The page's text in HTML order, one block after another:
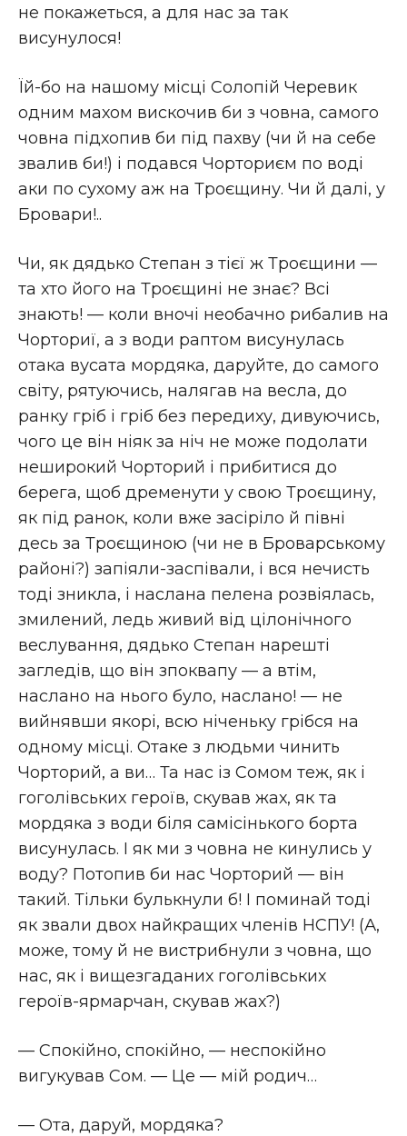
не покажеться, а для нас за так
висунулося!
Їй-бо на нашому місці Солопій Черевик
одним махом вискочив би з човна, самого
човна підхопив би під пахву (чи й на себе
звалив би!) і подався Чорториєм по воді
аки по сухому аж на Троєщину. Чи й далі, у
Бровари!..
Чи, як дядько Степан з тієї ж Троєщини —
та хто його на Троєщині не знає? Всі
знають! — коли вночі необачно рибалив на
Чорториї, а з води раптом висунулась
отака вусата мордяка, даруйте, до самого
світу, рятуючись, налягав на весла, до
ранку гріб і гріб без передиху, дивуючись,
чого це він ніяк за ніч не може подолати
неширокий Чорторий і прибитися до
берега, щоб дременути у свою Троєщину,
як під ранок, коли вже засіріло й півні
десь за Троєщиною (чи не в Броварському
районі?) запіяли-заспівали, і вся нечисть
тоді зникла, і наслана пелена розвіялась,
змилений, ледь живий від цілонічного
веслування, дядько Степан нарешті
загледів, що він зпоквапу — а втім,
наслано на нього було, наслано! — не
вийнявши якорі, всю ніченьку грібся на
одному місці. Отаке з людьми чинить
Чорторий, а ви… Та нас із Сомом теж, як і
гоголівських героїв, скував жах, як та
мордяка з води біля самісінького борта
висунулась. І як ми з човна не кинулись у
воду? Потопив би нас Чорторий — він
такий. Тільки булькнули б! І поминай тоді
як звали двох найкращих членів НСПУ! (А,
може, тому й не вистрибнули з човна, що
нас, як і вищезгаданих гоголівських
героїв-ярмарчан, скував жах?)
— Спокійно, спокійно, — неспокійно
вигукував Сом. — Це — мій родич…
— Ота, даруй, мордяка?